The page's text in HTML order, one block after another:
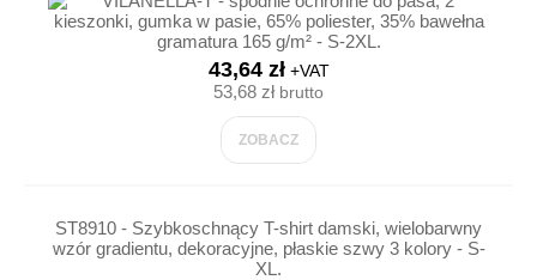
43,64 zł+VAT
53,68 złbrutto
ZOBACZ
ST8910 - Szybkoschnący T-shirt damski, wielobarwny
wzór gradientu, dekoracyjne, płaskie szwy 3 kolory - S-
XL.